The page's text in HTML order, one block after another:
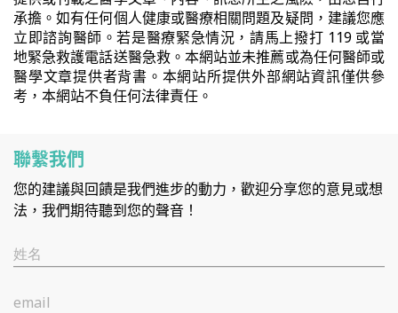
承擔。如有任何個人健康或醫療相關問題及疑問，建議您應
立即諮詢醫師。若是醫療緊急情況，請馬上撥打 119 或當
地緊急救護電話送醫急救。本網站並未推薦或為任何醫師或
醫學文章提供者背書。本網站所提供外部網站資訊僅供參
考，本網站不負任何法律責任。
聯繫我們
您的建議與回饋是我們進步的動力，歡迎分享您的意見或想
法，我們期待聽到您的聲音！
姓名
email